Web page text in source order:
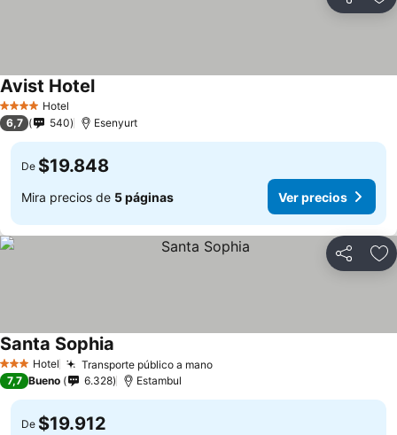
Compartir
4 EstrellasHotel
Avist Hotel
6,7 540 Esenyurt
De $19.848
Mira precios de 5 páginas Ver precios
Compartir
3 Estrellas
Hotel Transporte público a mano
Santa Sophia
7,7 Bueno 6.328 Estambul
De $19.912